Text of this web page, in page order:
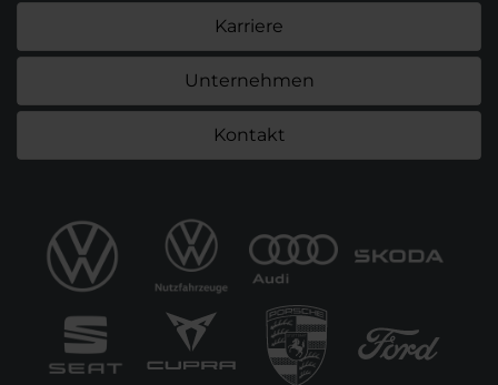
Karriere
Unternehmen
Kontakt